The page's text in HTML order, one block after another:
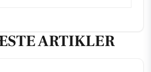
ARTIKLER